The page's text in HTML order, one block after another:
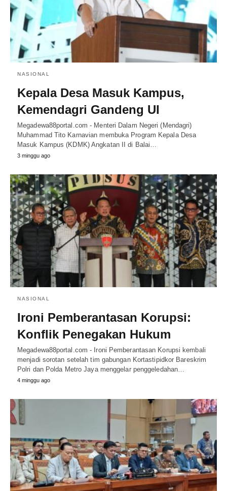
NASIONAL
Kepala Desa Masuk Kampus,
Kemendagri Gandeng UI
Megadewa88portal.com - Menteri Dalam Negeri (Mendagri)
Muhammad Tito Karnavian membuka Program Kepala Desa
Masuk Kampus (KDMK) Angkatan II di Balai…
3 minggu ago
NASIONAL
Ironi Pemberantasan Korupsi:
Konflik Penegakan Hukum
Megadewa88portal.com - Ironi Pemberantasan Korupsi kembali
menjadi sorotan setelah tim gabungan Kortastipidkor Bareskrim
Polri dan Polda Metro Jaya menggelar penggeledahan…
4 minggu ago